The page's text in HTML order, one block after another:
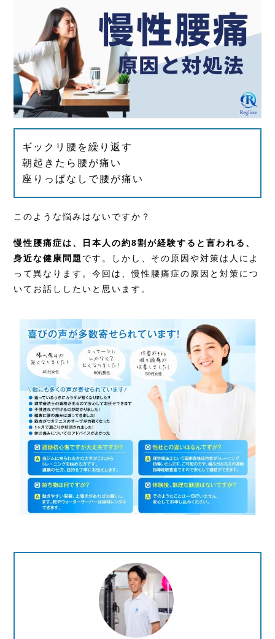
ギックリ腰を繰り返す
朝起きたら腰が痛い
座りっぱなしで腰が痛い
このような悩みはないですか？
慢性腰痛症は、日本人の約8割が経験すると言われる、
身近な健康問題 です。しかし、その原因や対策は人によ
って異なります。今回は、慢性腰痛症の原因と対策につ
いてお話ししたいと思います。